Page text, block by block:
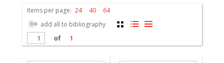
Items per page: 24 40
64
add all to bibliography
of
1